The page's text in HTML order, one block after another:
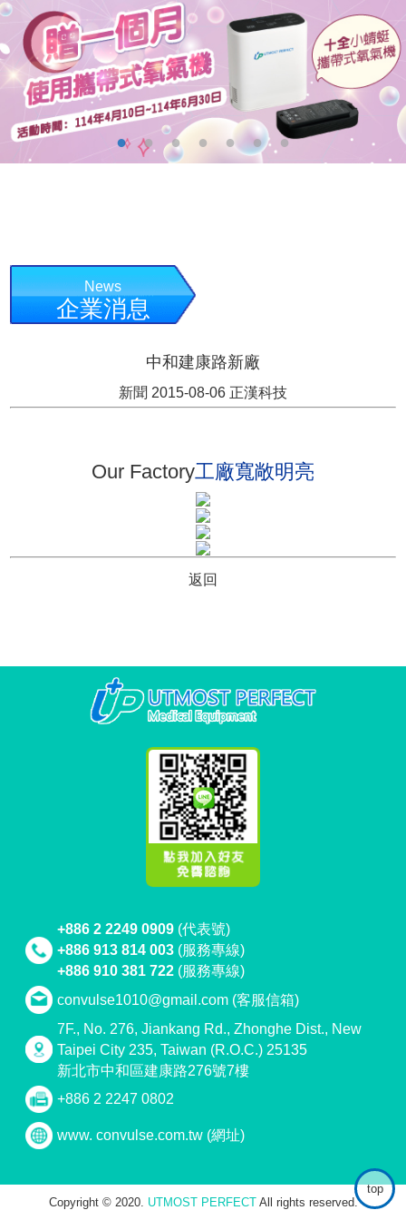
top
News
企業消息
中和建康路新廠
新聞 2015-08-06 正漢科技
Our Factory工廠寬敞明亮
返回
+886 2 2249 0909 (代表號)
+886 913 814 003 (服務專線)
+886 910 381 722 (服務專線)
convulse1010@gmail.com (客服信箱)
7F., No. 276, Jiankang Rd., Zhonghe Dist., New
Taipei City 235, Taiwan (R.O.C.) 25135
新北市中和區建康路276號7樓
+886 2 2247 0802
www. convulse.com.tw (網址)
Copyright © 2020. UTMOST PERFECTAll rights reserved.